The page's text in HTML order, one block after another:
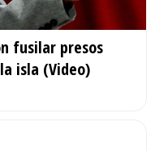
fusilar presos
isla (Video)